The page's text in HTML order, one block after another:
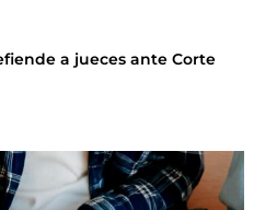
a jueces ante Corte